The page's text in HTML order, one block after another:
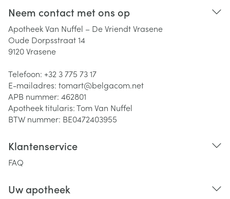
Neem contact met ons op
Apotheek Van Nuffel – De Vriendt Vrasene
Oude Dorpsstraat 14
9120Vrasene
Telefoon: +32 3 775 73 17
E-mailadres: tomart@belgacom.net
APB nummer: 462801
Apotheek titularis:Tom Van Nuffel
BTW nummer: BE0472403955
Klantenservice
FAQ
Uw apotheek